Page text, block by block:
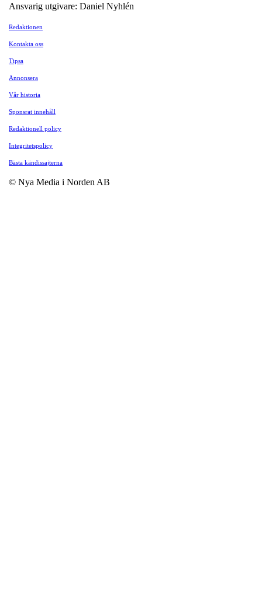
Ansvarig utgivare: Daniel Nyhlén
Redaktionen
Kontakta oss
Tipsa
Annonsera
Vår historia
Sponsrat innehåll
Redaktionell policy
Integritetspolicy
Bästa kändissajterna
© Nya Media i Norden AB